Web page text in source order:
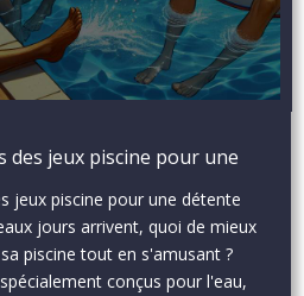
des jeux piscine pour une
jeux piscine pour une détente
jours arrivent, quoi de mieux
piscine tout en s'amusant ?
conçus pour l'eau,